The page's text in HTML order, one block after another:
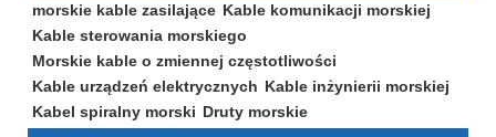
morskie kable zasilające Kable komunikacji morskiej
Kable sterowania morskiego
Morskie kable o zmiennej częstotliwości
Kable urządzeń elektrycznych Kable inżynierii morskiej
Kabel spiralny morski Druty morskie